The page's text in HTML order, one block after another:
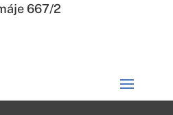
667/2